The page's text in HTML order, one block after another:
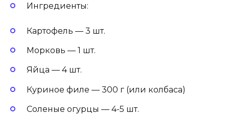
Ингредиенты:
Картофель — 3 шт.
Морковь — 1 шт.
Яйца — 4 шт.
Куриное филе — 300 г (или колбаса)
Соленые огурцы — 4-5 шт.